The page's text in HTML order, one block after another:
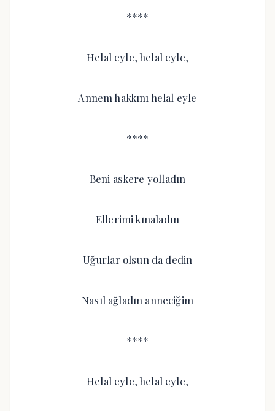
****
Helal eyle, helal eyle,
Annem hakkını helal eyle
****
Beni askere yolladın
Ellerimi kınaladın
Uğurlar olsun da dedin
Nasıl ağladın anneciğim
****
Helal eyle, helal eyle,